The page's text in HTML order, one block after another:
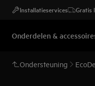
Installatieservices Gratis
Onderdelen &
Ondersteuning